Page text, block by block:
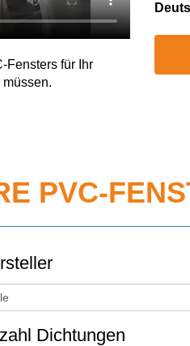
Fensters für Ihr
PVC-
Dichtungen